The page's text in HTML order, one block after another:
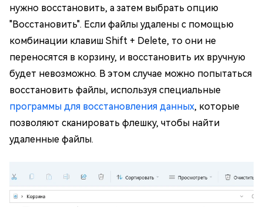
нужно восстановить, а затем выбрать опцию
"Восстановить". Если файлы удалены с помощью
комбинации клавиш Shift + Delete, то они не
переносятся в корзину, и восстановить их вручную
будет невозможно. В этом случае можно попытаться
восстановить файлы, используя специальные
программы для восстановления данных, которые
позволяют сканировать флешку, чтобы найти
удаленные файлы.